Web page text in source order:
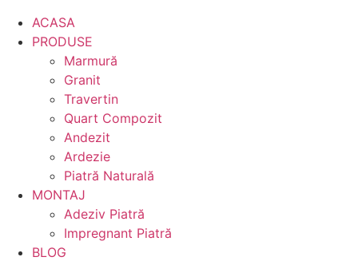
ACASA
PRODUSE
Marmură
Granit
Travertin
Quart Compozit
Andezit
Ardezie
Piatră Naturală
MONTAJ
Adeziv Piatră
Impregnant Piatră
BLOG